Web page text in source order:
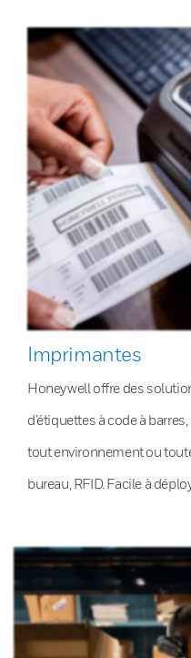
Imprimantes
Honeywell offre des
d’étiquettes à code à
tout environnement ou
bureau, RFID. Facile à